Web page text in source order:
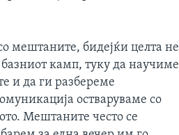
мештаните, бидејќи целта не
камп, туку да научиме
и да ги разбереме
остваруваме со
Мештаните често се